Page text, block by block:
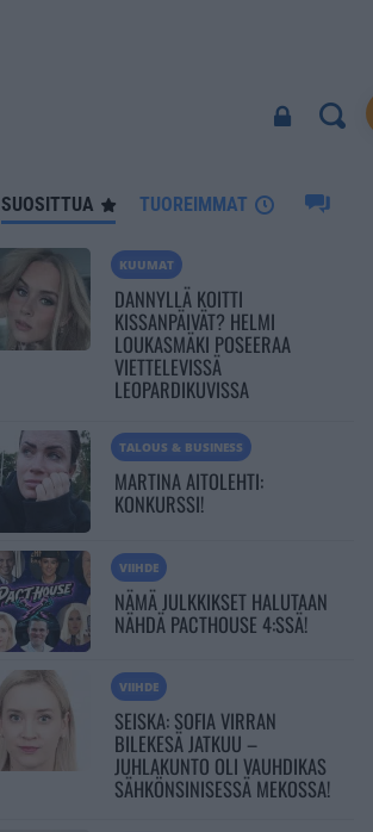
SUOSITTUA TUOREIMMAT
KUUMAT
DANNYLLÄ KOITTI
KISSANPÄIVÄT? HELMI
LOUKASMÄKI POSEERAA
VIETTELEVISSÄ
LEOPARDIKUVISSA
TALOUS & BUSINESS
MARTINA AITOLEHTI:
KONKURSSI!
VIIHDE
NÄMÄ JULKKIKSET HALUTAAN
NÄHDÄ PACTHOUSE 4:SSÄ!
VIIHDE
SEISKA: SOFIA VIRRAN
BILEKESÄ JATKUU –
JUHLAKUNTO OLI VAUHDIKAS
SÄHKÖNSINISESSÄ MEKOSSA!